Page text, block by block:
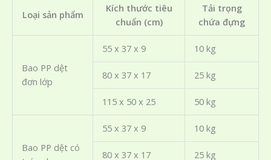
Loại sản phẩm
Kích thước tiêu
chuẩn (cm)
Tải trọng
chứa đựng
Bao PP dệt
đơn lớp
55 x 37 x 9 10 kg
80 x 37 x 17 25 kg
115 x 50 x 25 50 kg
Bao PP dệt có
55 x 37 x 9 10 kg
80 x 37 x 17 25 kg